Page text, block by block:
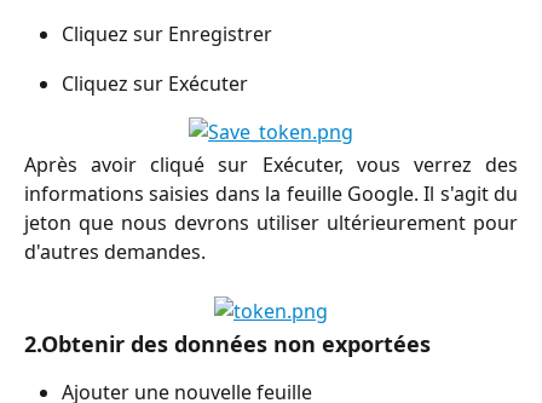
Cliquez sur Enregistrer
Cliquez sur Exécuter
Après avoir cliqué sur Exécuter, vous verrez des
informations saisies dans la feuille Google. Il s'agit du
jeton que nous devrons utiliser ultérieurement pour
d'autres demandes.
2.Obtenir des données non exportées
Ajouter une nouvelle feuille